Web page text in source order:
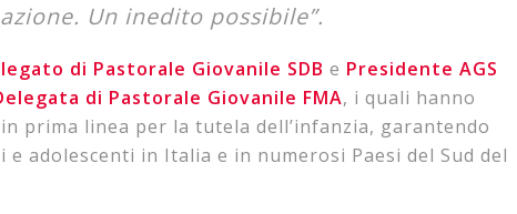
Un inedito possibile”.
di Pastorale Giovanile SDB e Presidente AGS
di Pastorale Giovanile FMA, i quali hanno
prima linea per la tutela dell’infanzia, garantendo
adolescenti in Italia e in numerosi Paesi del Sud del